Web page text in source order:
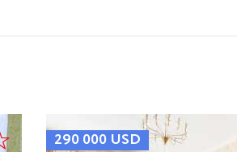
290 000 USD